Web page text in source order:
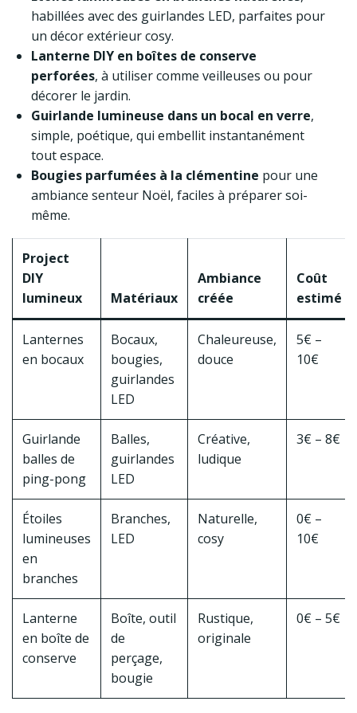
habillées avec des guirlandes LED, parfaites pour
un décor extérieur cosy.
Lanterne DIY en boîtes de conserve
perforées, à utiliser comme veilleuses ou pour
décorer le jardin.
Guirlande lumineuse dans un bocal en verre,
simple, poétique, qui embellit instantanément
tout espace.
Bougies parfumées à la clémentine pour une
ambiance senteur Noël, faciles à préparer soi-
même.
Project
DIY
lumineux
Matériaux
Ambiance
créée
Coût
estimé
Lanternes
en bocaux
Bocaux,
bougies,
guirlandes
LED
Chaleureuse,
douce
5€ –
10€
Guirlande
balles de
ping-pong
Balles,
guirlandes
LED
Créative,
ludique
3€ – 8€
Étoiles
lumineuses
en
branches
Branches,
LED
Naturelle,
cosy
0€ –
10€
Lanterne
en boîte de
conserve
Boîte, outil
de
perçage,
bougie
Rustique,
originale
0€ – 5€